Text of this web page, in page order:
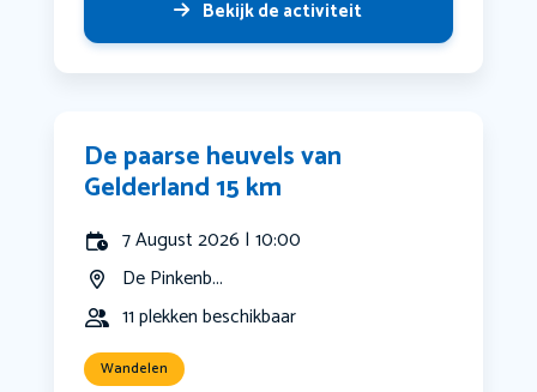
Bekijk de activiteit
De paarse heuvels van
Gelderland 15 km
7 August 2026 | 10:00
De Pinkenb...
11 plekken beschikbaar
Wandelen